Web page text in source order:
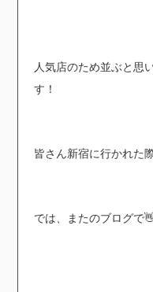
人気店のため並ぶと思
す！
皆さん新宿に行かれた
では、またのブログで